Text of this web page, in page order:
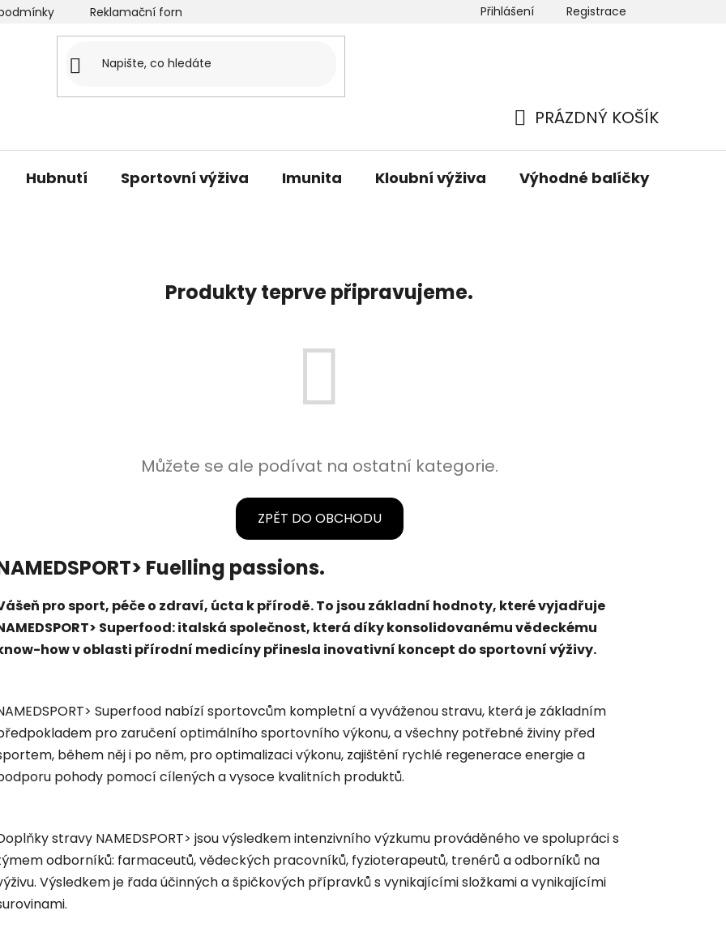
Reklamační formulář Newsletter Hodnocení obchodu
Přihlášení Registrace
KOŠÍK
PRÁZDNÝ KOŠÍK
Hubnutí Sportovní výživa Imunita Kloubní výživa Výhodné balíčky
Produkty teprve připravujeme.
Můžete se ale podívat na ostatní kategorie.
ZPĚT DO OBCHODU
Fuelling passions.
pro sport, péče o zdraví, úcta k přírodě. To jsou základní hodnoty, které vyjadřuje
Superfood: italská společnost, která díky konsolidovanému vědeckému
how v oblasti přírodní medicíny přinesla inovativní koncept do sportovní výživy.
Superfood nabízí sportovcům kompletní a vyváženou stravu, která je základním
pro zaručení optimálního sportovního výkonu, a všechny potřebné živiny před
během něj i po něm, pro optimalizaci výkonu, zajištění rychlé regenerace energie a
pohody pomocí cílených a vysoce kvalitních produktů.
stravy NAMEDSPORT> jsou výsledkem intenzivního výzkumu prováděného ve spolupráci s
odborníků: farmaceutů, vědeckých pracovníků, fyzioterapeutů, trenérů a odborníků na
Výsledkem je řada účinných a špičkových přípravků s vynikajícími složkami a vynikajícími